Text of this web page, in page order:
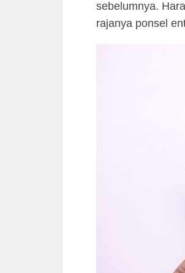
sebelumnya.
rajanya ponsel